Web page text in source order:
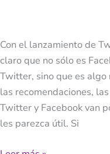
Con el lanzamiento de
claro que no sólo es
Twitter, sino que es
las recomendaciones,
Twitter y Facebook van
les parezca útil. Si
Tienen
en
Común